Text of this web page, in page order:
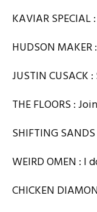
KAVIAR
HUDSON
JUSTIN
THE FLOORS :
SHIFTING
WEIRD OMEN : I
CHICKEN